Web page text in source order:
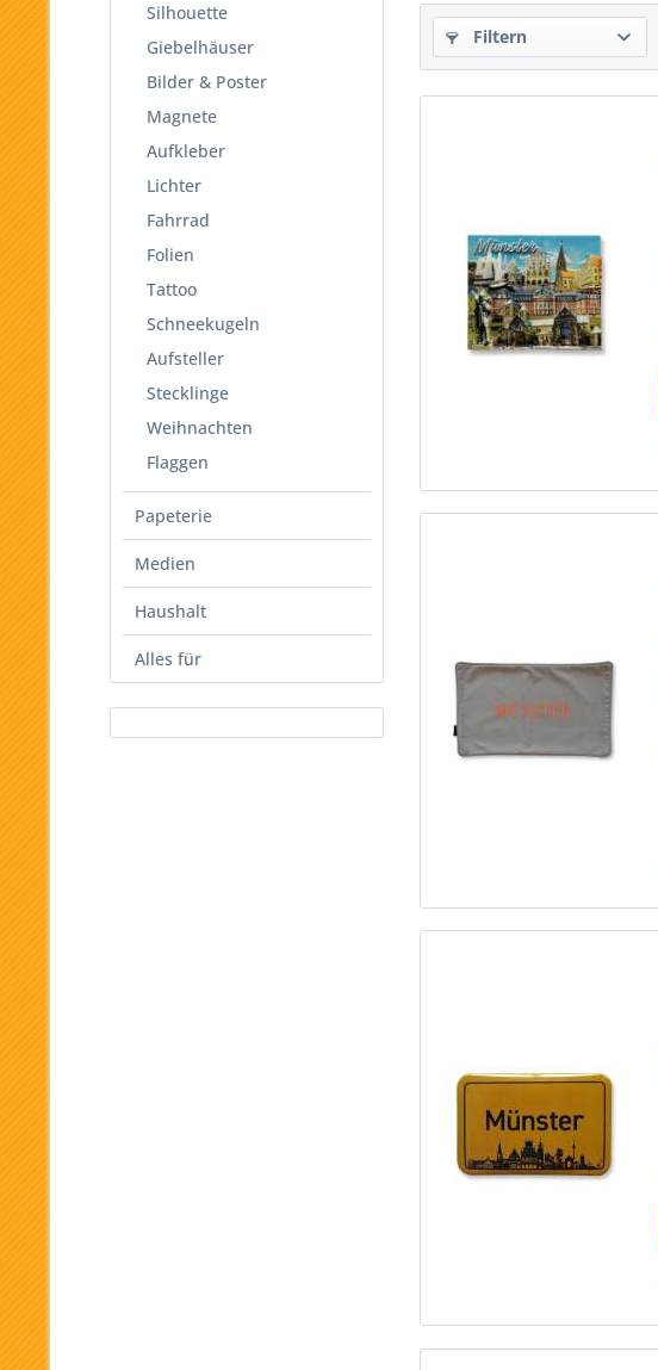
Silhouette
Giebelhäuser
Bilder & Poster
Magnete
Aufkleber
Lichter
Fahrrad
Folien
Tattoo
Schneekugeln
Aufsteller
Stecklinge
Weihnachten
Flaggen
Papeterie
Medien
Haushalt
Alles für
Filtern